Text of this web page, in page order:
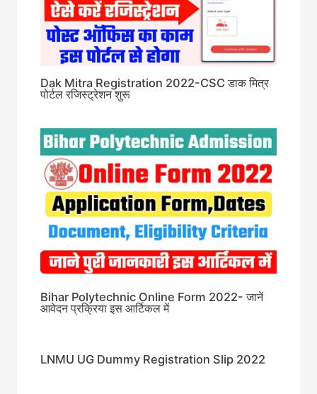
Dak Mitra Registration 2022-CSC डाक मित्र
पोर्टल रजिस्ट्रेशन शुरू
Bihar Polytechnic Online Form 2022- जानें
आवेदन प्रक्रिया इस आर्टिकल में
LNMU UG Dummy Registration Slip 2022